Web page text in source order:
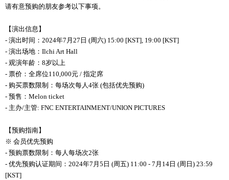
请有意预购的朋友参考以下事项。
【演出信息】
- 演出时间：2024年7月27日 (周六) 15:00 [KST], 19:00 [KST]
- 演出场地：Ilchi Art Hall
- 观演年龄：8岁以上
- 票价：全席位110,000元 / 指定席
- 购买票数限制：每场次每人4张 (包括优先预购)
- 预售：Melon ticket
- 主办/主管: FNC ENTERTAINMENT/UNION PICTURES
【预购指南】
※ 会员优先预购
- 预购票数限制：每人每场次2张
- 优先预购认证期间：2024年7月5日 (周五) 11:00 - 7月14日 (周日) 23:59
[KST]